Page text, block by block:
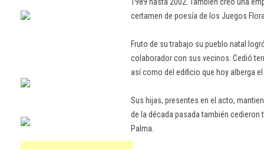
certamen de poesía de los Juegos
Fruto de su trabajo su pueblo natal
colaborador con sus vecinos. Cedió
así como del edificio que hoy alberga
Sus hijas, presentes en el acto,
de la década pasada también
Palma.